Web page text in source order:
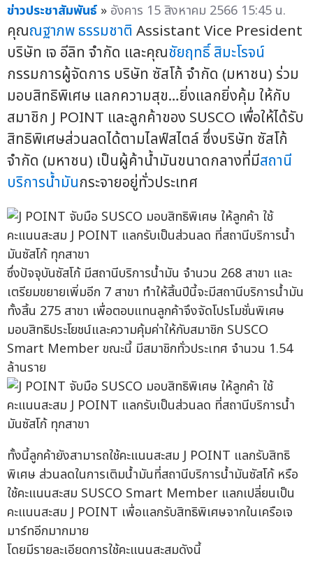
ข่าวประชาสัมพันธ์ » อังคาร 15 สิงหาคม 2566 15:45 น.
คุณณฐาภพ ธรรมชาติ Assistant Vice President
บริษัท เจ อีลิท จำกัด และคุณชัยฤทธิ์ สิมะโรจน์
กรรมการผู้จัดการ บริษัท ซัสโก้ จำกัด (มหาชน) ร่วม
มอบสิทธิพิเศษ แลกความสุข…ยิ่งแลกยิ่งคุ้ม ให้กับ
สมาชิก J POINT และลูกค้าของ SUSCO เพื่อให้ได้รับ
สิทธิพิเศษส่วนลดได้ตามไลฟ์สไตล์ ซึ่งบริษัท ซัสโก้
จำกัด (มหาชน) เป็นผู้ค้าน้ำมันขนาดกลางที่มีสถานี
บริการน้ำมันกระจายอยู่ทั่วประเทศ
ซึ่งปัจจุบันซัสโก้ มีสถานีบริการน้ำมัน จำนวน 268 สาขา และ
เตรียมขยายเพิ่มอีก 7 สาขา ทำให้สิ้นปีนี้จะมีสถานีบริการน้ำมัน
ทั้งสิ้น 275 สาขา เพื่อตอบแทนลูกค้าจึงจัดโปรโมชั่นพิเศษ
มอบสิทธิประโยชน์และความคุ้มค่าให้กับสมาชิก SUSCO
Smart Member ขณะนี้ มีสมาชิกทั่วประเทศ จำนวน 1.54
ล้านราย
ทั้งนี้ลูกค้ายังสามารถใช้คะแนนสะสม J POINT แลกรับสิทธิ
พิเศษ ส่วนลดในการเติมน้ำมันที่สถานีบริการน้ำมันซัสโก้ หรือ
ใช้คะแนนสะสม SUSCO Smart Member แลกเปลี่ยนเป็น
คะแนนสะสม J POINT เพื่อแลกรับสิทธิพิเศษจากในเครือเจ
มาร์ทอีกมากมาย
โดยมีรายละเอียดการใช้คะแนนสะสมดังนี้